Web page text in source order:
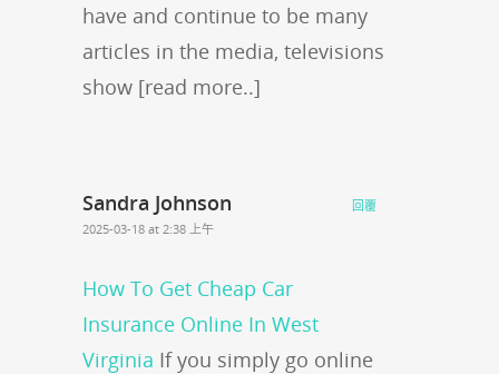
have and continue to be many
articles in the media, televisions
show [read more..]
Sandra Johnson
2025-03-18 at 2:38 上午
How To Get Cheap Car
Insurance Online In West
Virginia If you simply go online
回覆